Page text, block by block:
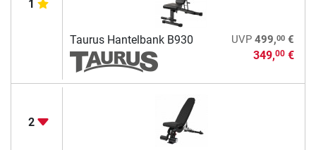
1
Taurus Hantelbank B930 UVP 499,00€
349,00€
2